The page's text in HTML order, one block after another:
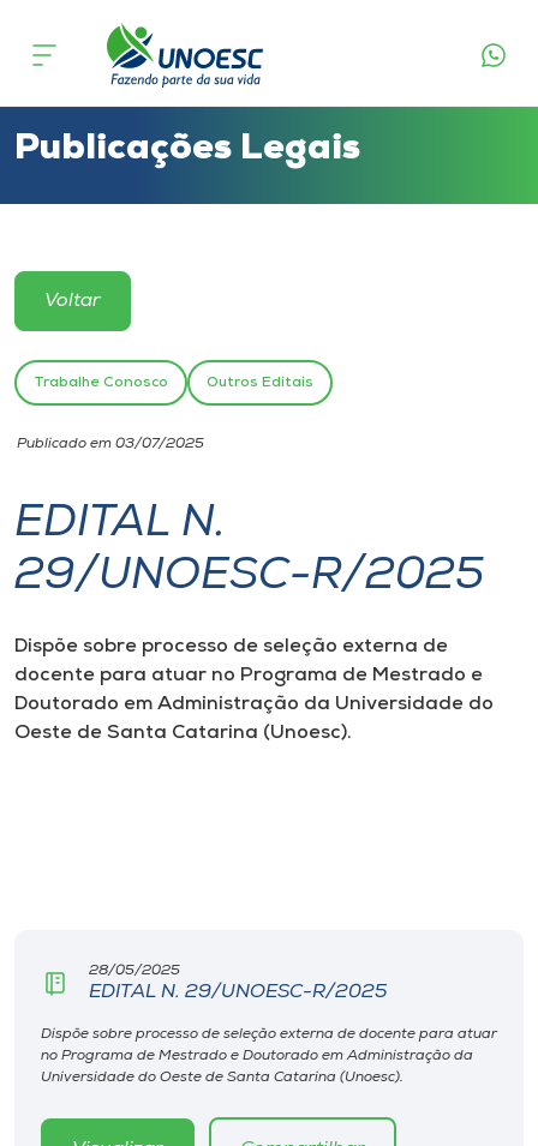
Cursos
Atendimento ao Estudante
Portal de Ensino
Unoesc
Internacionalização
I.nova
Diplomados
Cultura
Museu
Publicações Legais
Voltar
Trabalhe Conosco Outros Editais
Publicado em 03/07/2025
EDITAL N.
29/UNOESC-R/2025
Dispõe sobre processo de seleção externa de
docente para atuar no Programa de Mestrado e
Doutorado em Administração da Universidade do
Oeste de Santa Catarina (Unoesc).
28/05/2025
EDITAL N. 29/UNOESC-R/2025
Dispõe sobre processo de seleção externa de docente para atuar
no Programa de Mestrado e Doutorado em Administração da
Universidade do Oeste de Santa Catarina (Unoesc).